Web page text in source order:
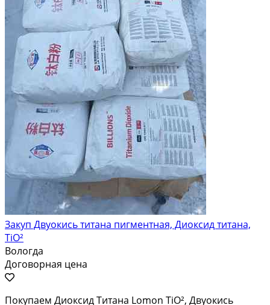
Закуп Двуокись титана пигментная, Диоксид титана,
TiO²
Вологда
Договорная цена
Покупаем Диоксид Титана Lomon TiO², Двуокись